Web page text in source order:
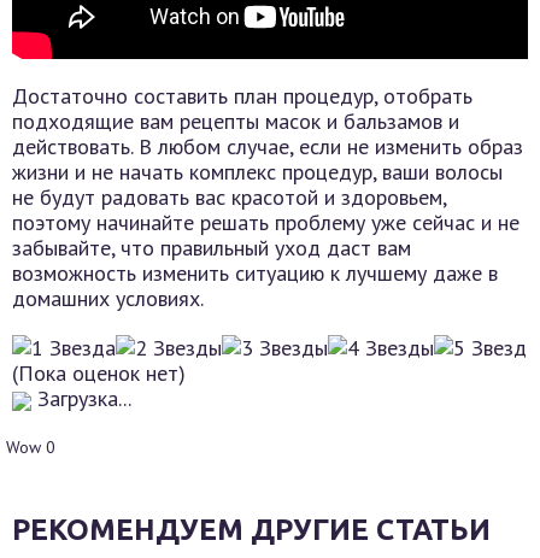
Достаточно составить план процедур, отобрать
подходящие вам рецепты масок и бальзамов и
действовать. В любом случае, если не изменить образ
жизни и не начать комплекс процедур, ваши волосы
не будут радовать вас красотой и здоровьем,
поэтому начинайте решать проблему уже сейчас и не
забывайте, что правильный уход даст вам
возможность изменить ситуацию к лучшему даже в
домашних условиях.
(Пока оценок нет)
Загрузка...
Wow 0
РЕКОМЕНДУЕМ ДРУГИЕ СТАТЬИ